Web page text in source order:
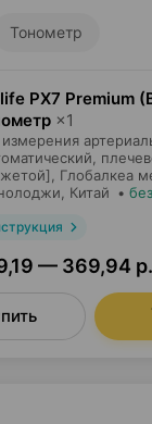
Тонометр
PX7 Premium
×1
Глобалкеа
, Китай •
— 369,94 р.